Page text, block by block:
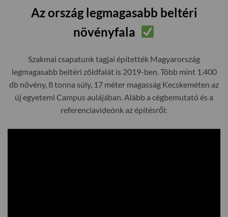
Az ország legmagasabb beltéri
növényfala
Szakmai csapatunk tagjai építették Magyarország
legmagasabb beltéri zöldfalát is 2019-ben. Több mint 1.400
db növény, 8 tonna súly, 17 méter magasság Kecskeméten az
új egyetemi Campus aulájában. Alább a cégbemutató és a
referenciavideónk az építésről: